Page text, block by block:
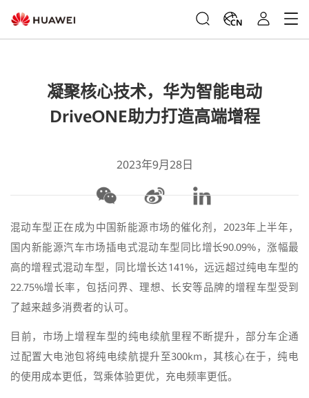
CN
凝聚核心技术，华为智能电动
DriveONE助力打造高端增程
2023年9月28日
混动车型正在成为中国新能源市场的催化剂，2023年上半年，
国内新能源汽车市场插电式混动车型同比增长90.09%，涨幅最
高的增程式混动车型，同比增长达141%，远远超过纯电车型的
22.75%增长率，包括问界、理想、长安等品牌的增程车型受到
了越来越多消费者的认可。
目前，市场上增程车型的纯电续航里程不断提升，部分车企通
过配置大电池包将纯电续航提升至300km，其核心在于，纯电
的使用成本更低，驾乘体验更优，充电频率更低。